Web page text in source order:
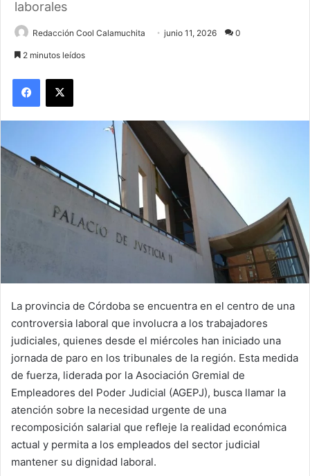
laborales
Redacción Cool Calamuchita junio 11, 2026 0
2 minutos leídos
Facebook
X
La provincia de Córdoba se encuentra en el centro de una
controversia laboral que involucra a los trabajadores
judiciales, quienes desde el miércoles han iniciado una
jornada de paro en los tribunales de la región. Esta medida
de fuerza, liderada por la Asociación Gremial de
Empleadores del Poder Judicial (AGEPJ), busca llamar la
atención sobre la necesidad urgente de una
recomposición salarial que refleje la realidad económica
actual y permita a los empleados del sector judicial
mantener su dignidad laboral.